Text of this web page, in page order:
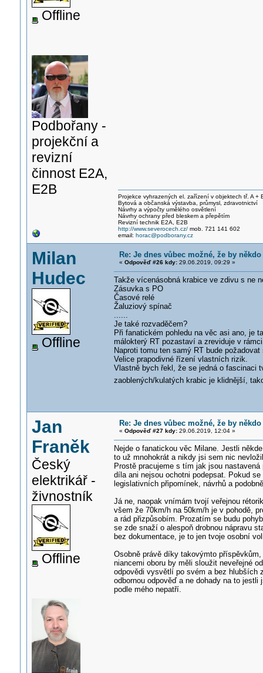
Offline
Podbořany -
projekční a
revizní
činnost E2A,
E2B
Projekce vyhrazených el. zařízení v objektech tř. A +
Bytová a občanská výstavba, průmysl, zdravotnictví
Návrhy a výpočty umělého osvětlení
Návrhy ochrany před bleskem a přepětím
Revizní technik E2A, E2B
http://www.severocech.cz/mob. 721 141 602
email: horac@podborany.cz
Milan
Hudec
Offline
Re: Je dnes vůbec možné, že by
« Odpověď #26 kdy:29.06.2019, 09:29 »
Takže vícenásobná krabice ve zdivu s ne
Zásuvka s PO
Časové relé
Žaluziový spínač
......
Je také rozvaděčem?
Při fanatickém pohledu na věc asi ano, je
málokterý RT pozastaví a zreviduje v
Naproti tomu ten samý RT bude
Velice prapodivné řízení vlastních rizik.
Vlastně bych řekl, že se jedná o fascinaci
zaoblených/kulatých krabic je klidnější,
Jan
Franěk
Český
elektrikář -
živnostník
Offline
Re: Je dnes vůbec možné, že by
« Odpověď #27 kdy:29.06.2019, 12:04 »
Nejde o fanatickou věc Milane. Jestli
to už mnohokrát a nikdy jsi sem nic
Prostě pracujeme s tím jak jsou
díla ani nejsou ochotni podepsat. Pokud
legislativních připomínek, návrhů a
Já ne, naopak vnímám tvojí veřejnou
všem že 70km/h na 50km/h je v pohodě,
a rád přizpůsobím. Prozatím se budu
se zde snaží o alespoň drobnou nápravu
bez dokumentace, je to jen tvoje osobní
Osobně právě díky takovýmto
niancemi oboru by měli sloužit neveřejné
odpovědi vysvětlí po svém a bez hlubších
odbornou odpověď a ne dohady na to
podle mého nepatří.